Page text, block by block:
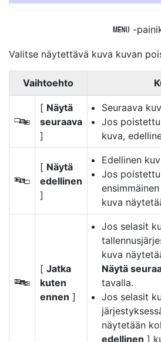
G -
Valitse näytettävä kuva kuvan
Vaihtoehto
S
[ Näytä
seuraava
]
Seuraava
Jos
kuva,
T
[ Näytä
edellinen
]
Edellinen
Jos
kuva
U
[ Jatka
kuten
ennen ]
Jos selasit
kuva
Näytä
tavalla.
Jos selasit
näytetään
edellinen ]